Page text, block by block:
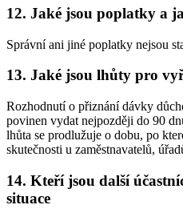
12. Jaké jsou poplatky a
Správní ani jiné poplatky nejsou
13. Jaké jsou lhůty pro
Rozhodnutí o přiznání dávky
povinen vydat nejpozději do 90
lhůta se prodlužuje o dobu, po
skutečnosti u zaměstnavatelů,
14. Kteří jsou další
situace